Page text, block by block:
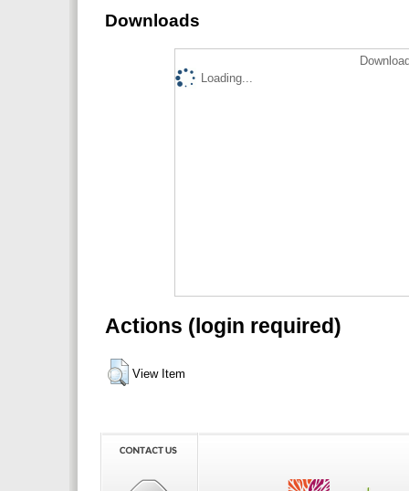
Downloads
Loading...
Actions (login required)
View Item